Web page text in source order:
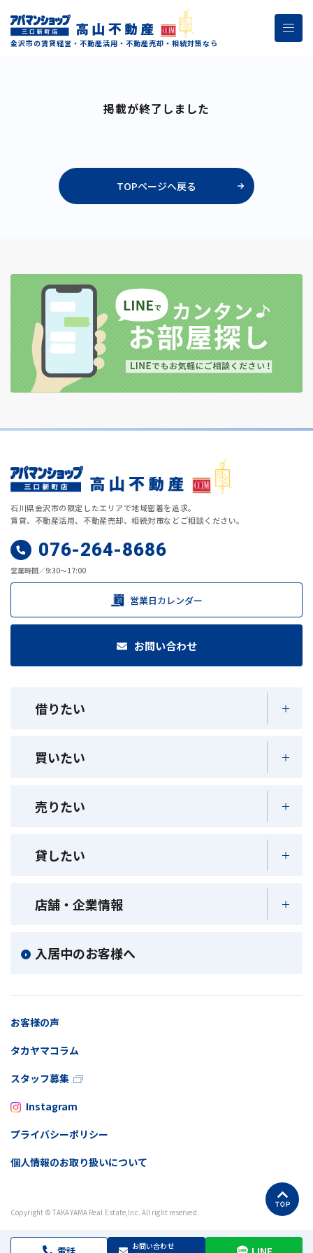
金沢市の賃貸経営・不動産活用・不動産売却・相続対策なら
掲載が終了しました
TOPページへ戻る
お問い合わせ
石川県金沢市の限定したエリアで地域密着を追求。
賃貸、不動産活用、不動産売却、相続対策などご相談ください。
076-264-8686
営業時間／9:30～17:00
営業日カレンダー
お問い合わせ
借りたい
買いたい
売りたい
貸したい
店舗・企業情報
入居中のお客様へ
お客様の声
タカヤマコラム
スタッフ募集
Instagram
プライバシーポリシー
個人情報のお取り扱いについて
Copyright © TAKAYAMA Real Estate,Inc. All right reserved.